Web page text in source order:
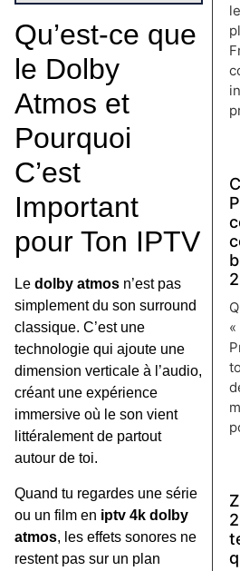
Qu’est-ce que
le Dolby
Atmos et
Pourquoi
C’est
Important
pour Ton IPTV
Le dolby atmos n’est pas
simplement du son surround
classique. C’est une
technologie qui ajoute une
dimension verticale à l’audio,
créant une expérience
immersive où le son vient
littéralement de partout
autour de toi.
Quand tu regardes une série
ou un film en iptv 4k dolby
atmos, les effets sonores ne
restent pas sur un plan